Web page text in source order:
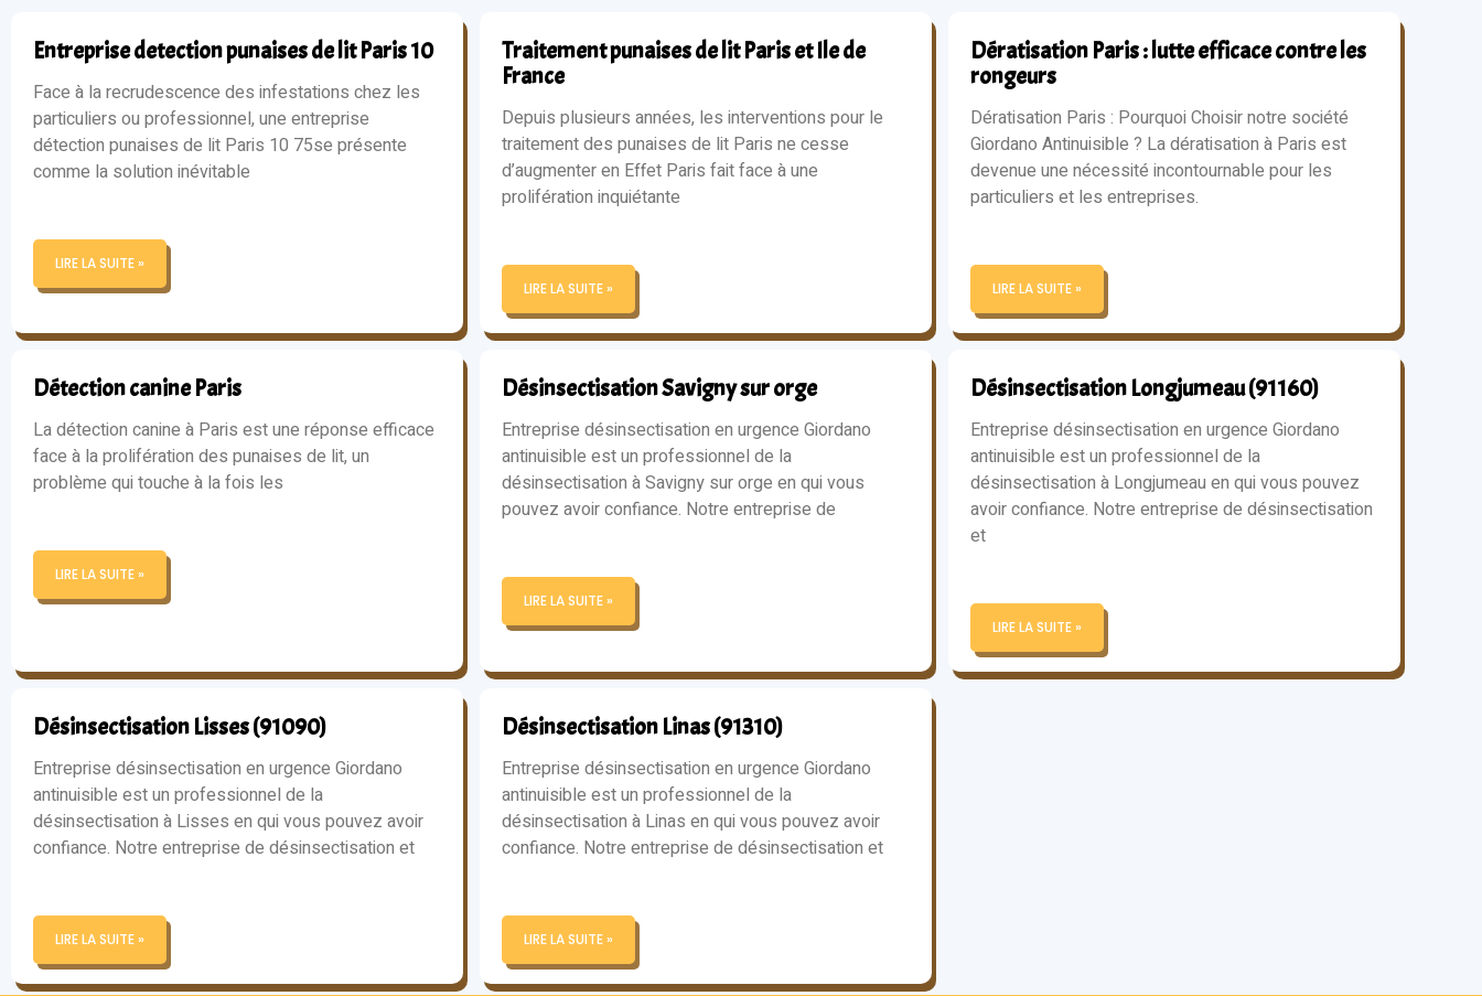
Entreprise detection punaises de lit Paris 10
Face à la recrudescence des infestations chez les
particuliers ou professionnel, une entreprise
détection punaises de lit Paris 10 75se présente
comme la solution inévitable
LIRE LA SUITE »
Traitement punaises de lit Paris et Ile de
France
Depuis plusieurs années, les interventions pour le
traitement des punaises de lit Paris ne cesse
d’augmenter en Effet Paris fait face à une
prolifération inquiétante
LIRE LA SUITE »
Dératisation Paris : lutte efficace contre les
rongeurs
Dératisation Paris : Pourquoi Choisir notre société
Giordano Antinuisible ? La dératisation à Paris est
devenue une nécessité incontournable pour les
particuliers et les entreprises.
LIRE LA SUITE »
Détection canine Paris
La détection canine à Paris est une réponse efficace
face à la prolifération des punaises de lit, un
problème qui touche à la fois les
LIRE LA SUITE »
Désinsectisation Savigny sur orge
Entreprise désinsectisation en urgence Giordano
antinuisible est un professionnel de la
désinsectisation à Savigny sur orge en qui vous
pouvez avoir confiance. Notre entreprise de
LIRE LA SUITE »
Désinsectisation Longjumeau (91160)
Entreprise désinsectisation en urgence Giordano
antinuisible est un professionnel de la
désinsectisation à Longjumeau en qui vous pouvez
avoir confiance. Notre entreprise de désinsectisation
et
LIRE LA SUITE »
Désinsectisation Lisses (91090)
Entreprise désinsectisation en urgence Giordano
antinuisible est un professionnel de la
désinsectisation à Lisses en qui vous pouvez avoir
confiance. Notre entreprise de désinsectisation et
LIRE LA SUITE »
Désinsectisation Linas (91310)
Entreprise désinsectisation en urgence Giordano
antinuisible est un professionnel de la
désinsectisation à Linas en qui vous pouvez avoir
confiance. Notre entreprise de désinsectisation et
LIRE LA SUITE »